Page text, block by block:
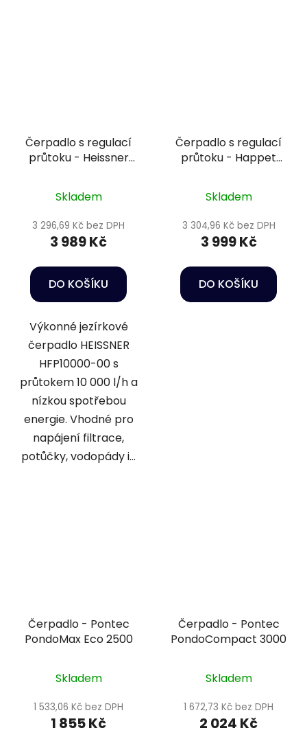
Čerpadlo s regulací
průtoku - Heissner
Skladem
3 296,69 Kč bez DPH
3 989 Kč
DO KOŠÍKU
Výkonné jezírkové
čerpadlo HEISSNER
HFP10000-00 s
průtokem 10 000 l/h a
nízkou spotřebou
energie. Vhodné pro
napájení filtrace,
potůčky, vodopády i...
Čerpadlo s regulací
průtoku - Happet
Skladem
3 304,96 Kč bez DPH
3 999 Kč
DO KOŠÍKU
Čerpadlo - Pontec
PondoMax Eco 2500
Skladem
1 533,06 Kč bez DPH
1 855 Kč
Čerpadlo - Pontec
PondoCompact 3000
Skladem
1 672,73 Kč bez DPH
2 024 Kč